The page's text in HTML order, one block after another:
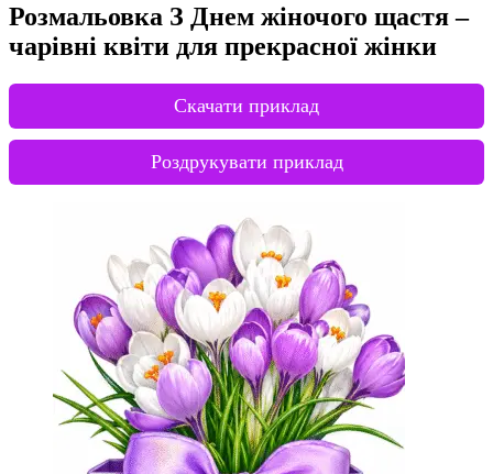
Розмальовка З Днем жіночого щастя –
чарівні квіти для прекрасної жінки
Скачати приклад
Роздрукувати приклад